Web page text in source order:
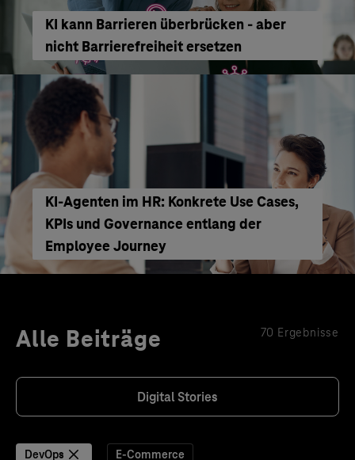
KI kann Barrieren überbrücken - aber
nicht Barrierefreiheit ersetzen
KI‑Agenten im HR: Konkrete Use Cases,
KPIs und Governance entlang der
Employee Journey
Alle Beiträge 70 Ergebnisse
Digital Stories
DevOps E-Commerce